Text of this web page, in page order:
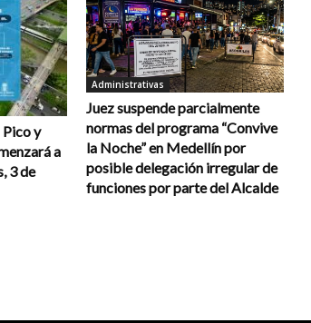
Pico y
a
3 de
Administrativas
Juez suspende parcialmente
normas del programa “Convive
la Noche” en Medellín por
posible delegación irregular de
funciones por parte del Alcalde